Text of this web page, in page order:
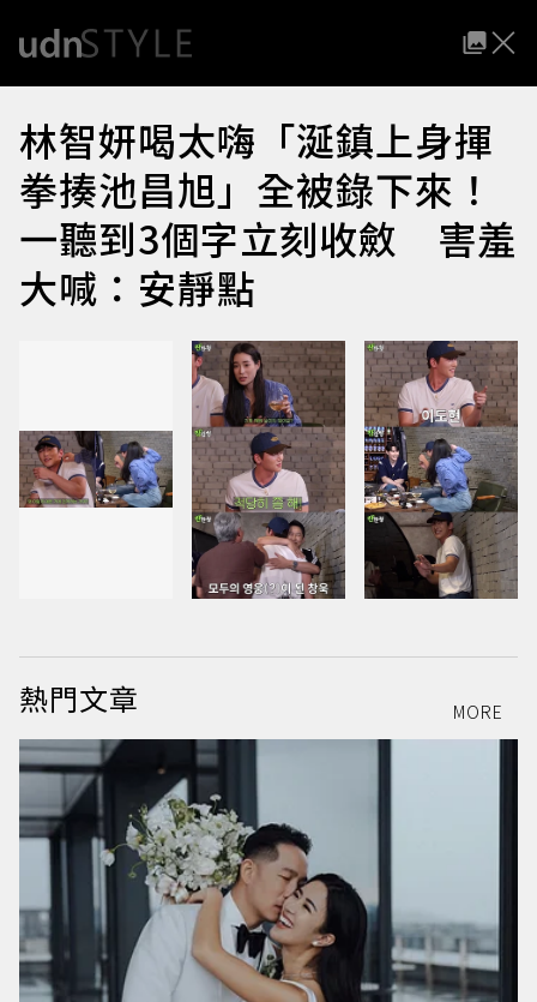
林智妍喝太嗨「涎鎮上身揮
拳揍池昌旭」全被錄下來！
一聽到3個字立刻收斂 害羞
大喊：安靜點
熱門文章 MORE